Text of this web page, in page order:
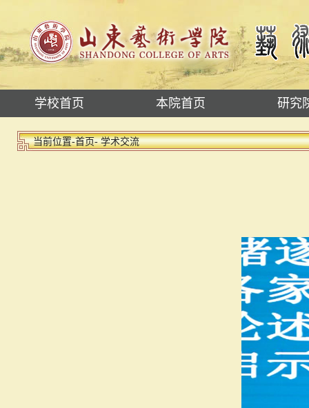
学校首页 本院首页 研究
当前位置-首页- 学术交流